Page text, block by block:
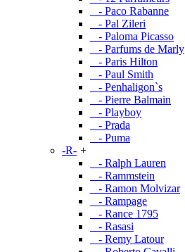
- Paco Rabanne
- Pal Zileri
- Paloma Picasso
- Parfums de Marly
- Paris Hilton
- Paul Smith
- Penhaligon`s
- Pierre Balmain
- Playboy
- Prada
- Puma
-R- +
- Ralph Lauren
- Rammstein
- Ramon Molvizar
- Rampage
- Rance 1795
- Rasasi
- Remy Latour